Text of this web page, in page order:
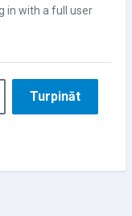
in with a full user
Turpināt